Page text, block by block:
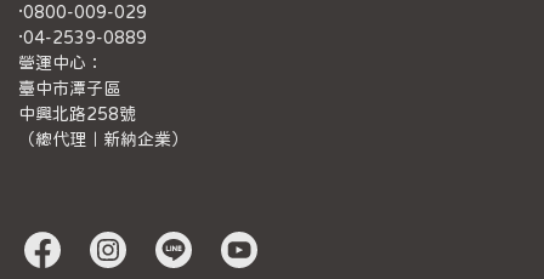
·0800-009-029
·04-2539-0889
營運中心：
臺中市潭子區
中興北路258號
（總代理｜新納企業）